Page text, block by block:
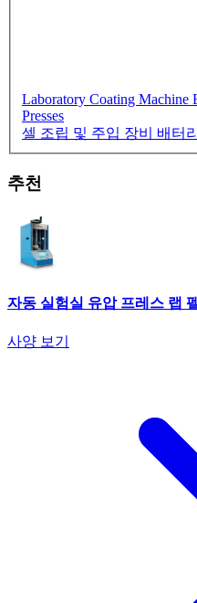
Laboratory Coating Machine
Presses
셀 조립 및 주입 장비 배터
추천
자동 실험실 유압 프레스 랩
사양 보기